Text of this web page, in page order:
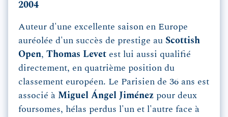
2004
Auteur d'une excellente saison en Europe
auréolée d'un succès de prestige au Scottish
Open, Thomas Levet est lui aussi qualifié
directement, en quatrième position du
classement européen. Le Parisien de 36 ans est
associé à Miguel Ángel Jiménez pour deux
foursomes, hélas perdus l'un et l'autre face à